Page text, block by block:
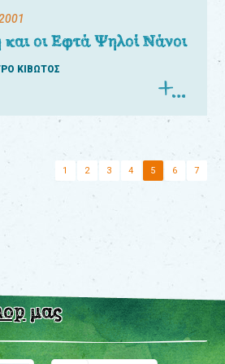
οι Εφτά Ψηλοί Νάνοι
ΚΙΒΩΤΟΣ
1 2 3 4 5 6 7
μας